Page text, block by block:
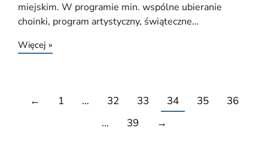
miejskim. W programie min. wspólne ubieranie
choinki, program artystyczny, świąteczne…
Więcej »
← 1 … 32 33 34 35
36
…
39 →